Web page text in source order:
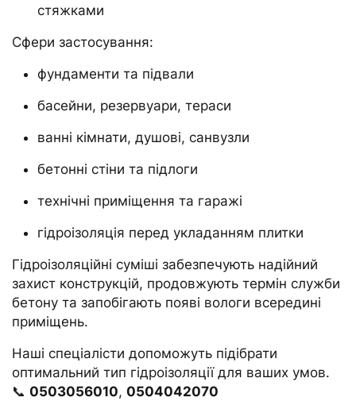
стяжками
Сфери застосування:
фундаменти та підвали
басейни, резервуари, тераси
ванні кімнати, душові, санвузли
бетонні стіни та підлоги
технічні приміщення та гаражі
гідроізоляція перед укладанням плитки
Гідроізоляційні суміші забезпечують надійний
захист конструкцій, продовжують термін служби
бетону та запобігають появі вологи всередині
приміщень.
Наші спеціалісти допоможуть підібрати
оптимальний тип гідроізоляції для ваших умов.
📞 0503056010, 0504042070